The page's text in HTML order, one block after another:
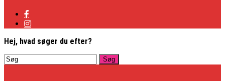
Hej, hvad søger du efter?